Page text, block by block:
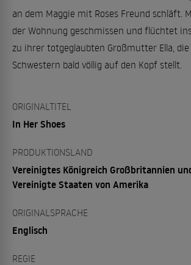
an dem Maggie mit Roses Freund schläft.
der Wohnung geschmissen und flüchtet
zu ihrer totgeglaubten Großmutter Ella, die
Schwestern bald völlig auf den Kopf stellt.
ORIGINALTITEL
In Her Shoes
PRODUKTIONSLAND
Vereinigtes Königreich Großbritannien
Vereinigte Staaten von Amerika
ORIGINALSPRACHE
Englisch
REGIE